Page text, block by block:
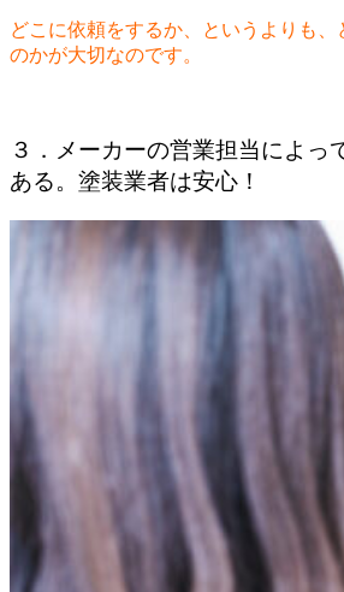
どこに依頼をするか、というよりも、
のかが大切なのです。
３．メーカーの営業担当によっ
ある。塗装業者は安心！